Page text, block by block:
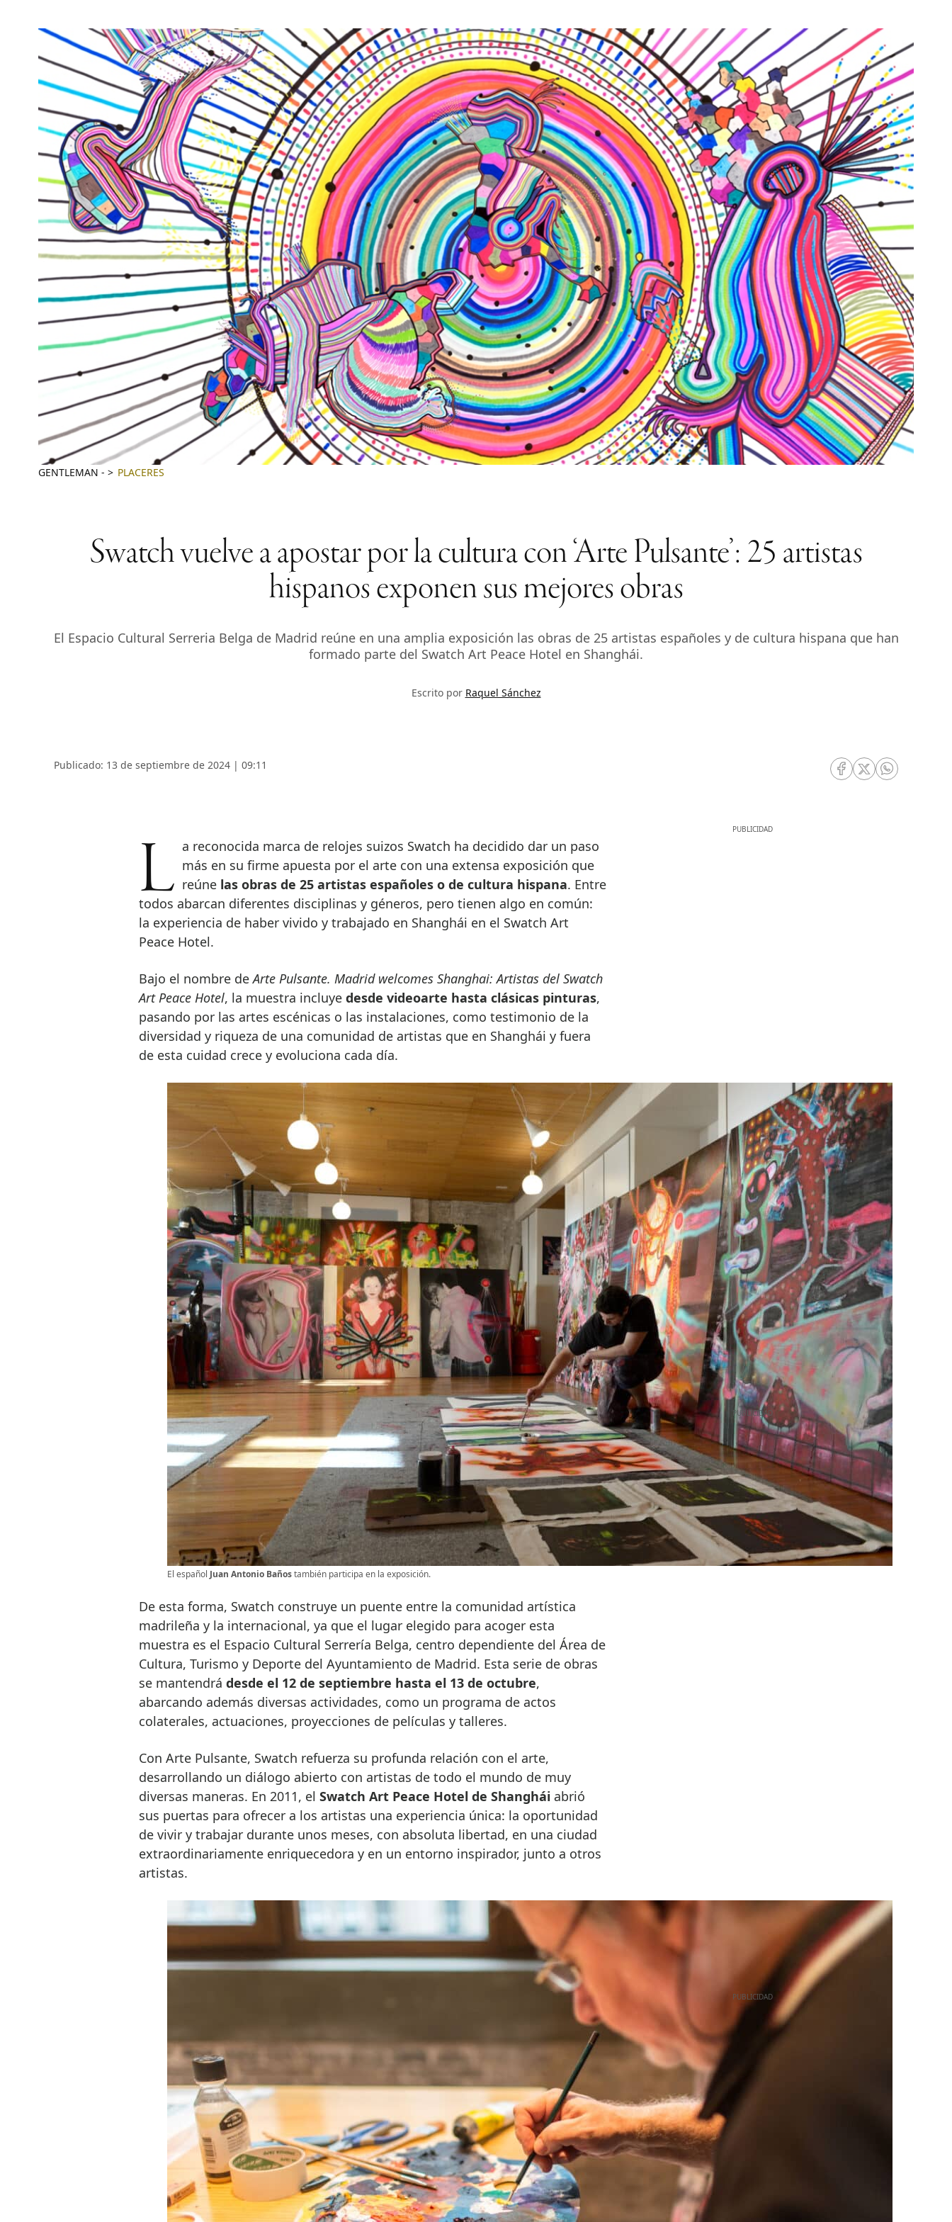
GENTLEMAN - PLACERES
Swatch vuelve a apostar por la cultura con ‘Arte Pulsante’: 25 artistas
hispanos exponen sus mejores obras
El Espacio Cultural Serreria Belga de Madrid reúne en una amplia exposición las obras de 25 artistas españoles y de cultura hispana que han
formado parte del Swatch Art Peace Hotel en Shanghái.
Escrito por Raquel Sánchez
Publicado: 13 de septiembre de 2024 | 09:11
RRSS Facebook
RRSS Twitter
RRSS
La reconocida marca de relojes suizos Swatch ha decidido dar un paso más en su firme apuesta por el arte con una extensa exposición que
reúne las obras de 25 artistas españoles o de cultura hispana. Entre
todos abarcan diferentes disciplinas y géneros, pero tienen algo en común:
la experiencia de haber vivido y trabajado en Shanghái en el Swatch Art
Peace Hotel.
Bajo el nombre deArte Pulsante. Madrid welcomes Shanghai: Artistas del Swatch
Art Peace Hotel, la muestra incluye desde videoarte hasta clásicas pinturas,
pasando por las artes escénicas o las instalaciones, como testimonio de la
diversidad y riqueza de una comunidad de artistas que en Shanghái y fuera
de esta cuidad crece y evoluciona cada día.
El español Juan Antonio Bañostambién participa en la exposición.
De esta forma, Swatch construye un puente entre la comunidad artística
madrileña y la internacional, ya que el lugar elegido para acoger esta
muestra es el Espacio Cultural Serrería Belga, centro dependiente del Área de
Cultura, Turismo y Deporte del Ayuntamiento de Madrid. Esta serie de obras
se mantendrá desde el 12 de septiembre hasta el 13 de octubre,
abarcando además diversas actividades, como un programa de actos
colaterales, actuaciones, proyecciones de películas y talleres.
Con Arte Pulsante, Swatch refuerza su profunda relación con el arte,
desarrollando un diálogo abierto con artistas de todo el mundo de muy
diversas maneras. En 2011, el Swatch Art Peace Hotel de Shanghái abrió
sus puertas para ofrecer a los artistas una experiencia única: la oportunidad
de vivir y trabajar durante unos meses, con absoluta libertad, en una ciudad
extraordinariamente enriquecedora y en un entorno inspirador, junto a otros
artistas.